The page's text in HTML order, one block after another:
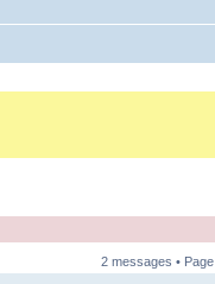
2 messages • Page